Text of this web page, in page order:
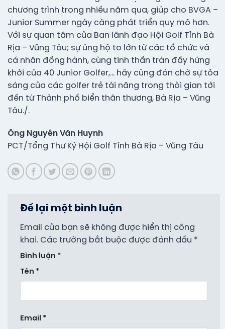
chương trình trong nhiều năm qua, giúp cho BVGA –
Junior Summer ngày càng phát triển quy mô hơn.
Với sự quan tâm của Ban lãnh đạo Hội Golf Tỉnh Bà
Rịa – Vũng Tàu; sự ủng hộ to lớn từ các tổ chức và
cá nhân đồng hành, cùng tinh thần tràn đầy hứng
khởi của 40 Junior Golfer,… hãy cùng đón chờ sự tỏa
sáng của các golfer trẻ tài năng trong thòi gian tới
đến từ Thành phố biển thân thương, Bà Rịa – Vũng
Tàu./.
Ông Nguyễn Văn Huynh
PCT/Tổng Thư Ký Hội Golf Tỉnh Bà Rịa – Vũng Tàu
Để lại một bình luận
Email của bạn sẽ không được hiển thị công
khai. Các trường bắt buộc được đánh dấu *
Bình luận *
Tên *
Email *